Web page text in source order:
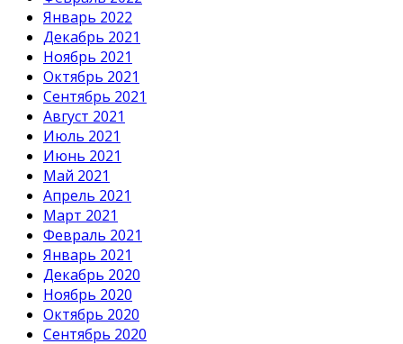
Январь 2022
Декабрь 2021
Ноябрь 2021
Октябрь 2021
Сентябрь 2021
Август 2021
Июль 2021
Июнь 2021
Май 2021
Апрель 2021
Март 2021
Февраль 2021
Январь 2021
Декабрь 2020
Ноябрь 2020
Октябрь 2020
Сентябрь 2020